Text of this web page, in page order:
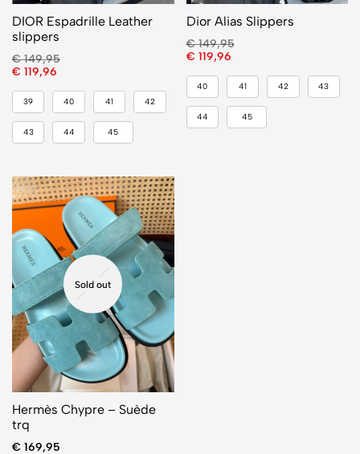
DIOR Espadrille Leather
slippers
€149,95
€ 119,96
39 40 41 42
43 44 45
Dior Alias Slippers
€149,95
€ 119,96
40 41 42 43
44 45
Sold out
Hermès Chypre – Suède
trq
€ 169,95